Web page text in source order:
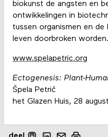
biokunst de angsten en
ontwikkelingen in
tussen organismen en
leven doorbroken worden.
www.spelapetric.org
Ectogenesis: Plant-
Špela Petrič
het Glazen Huis, 28